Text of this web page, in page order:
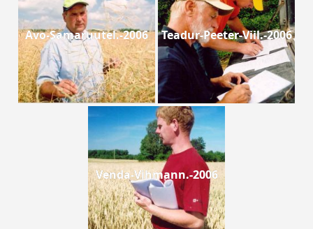
Avo-Samaruutel.-2006 Teadur-Peeter-Viil.-2006
Venda-Vihmann.-2006